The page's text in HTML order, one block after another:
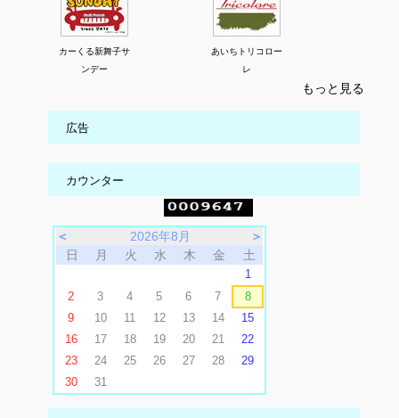
カーくる新舞子サ
ンデー
あいちトリコロー
レ
もっと見る
広告
カウンター
＜ 2026年8月
＞
日
月 火 水 木 金 土
1
2
3 4 5 6 7
8
9
10 11 12 13 14
15
16
17 18 19 20 21
22
23
24 25 26 27 28
29
30
31